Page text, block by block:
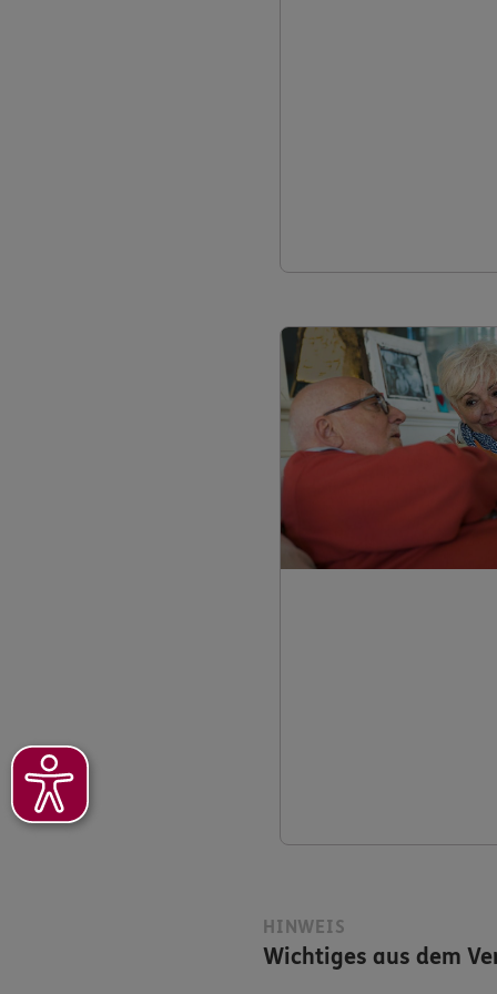
HINWEIS
Wichtiges aus dem